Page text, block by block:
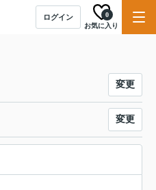
ログイン
お気に入り
0
変更
変更